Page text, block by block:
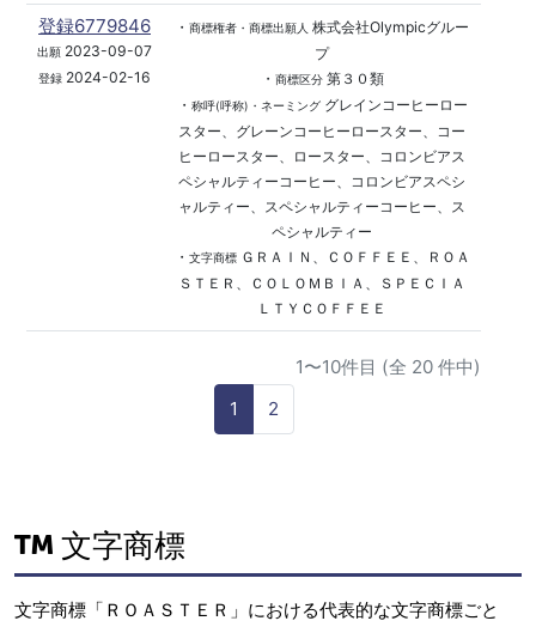
登録6779846
出願 2023-09-07
登録 2024-02-16
・ 商標権者・商標出願人 株式会社Olympicグルー
プ
・ 商標区分第３０類
・ 称呼(呼称)・ネーミンググレインコーヒーロー
スター、グレーンコーヒーロースター、コー
ヒーロースター、ロースター、コロンビアス
ペシャルティーコーヒー、コロンビアスペシ
ャルティー、スペシャルティーコーヒー、ス
ペシャルティー
・ 文字商標ＧＲＡＩＮ、ＣＯＦＦＥＥ、ＲＯＡ
ＳＴＥＲ、ＣＯＬＯＭＢＩＡ、ＳＰＥＣＩＡ
ＬＴＹＣＯＦＦＥＥ
1〜10件目 (全 20 件中)
1
2
文字商標
文字商標「ＲＯＡＳＴＥＲ」における代表的な文字商標ごと